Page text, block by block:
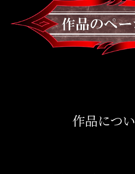
作品につ